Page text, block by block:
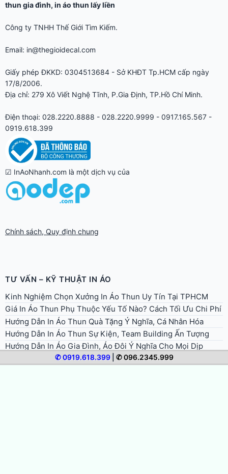
thun gia đình, in áo thun lấy liền
Công ty TNHH Thế Giới Tìm Kiếm.
Email: in@thegioidecal.com
Giấy phép ĐKKD: 0304513684 - Sở KHĐT Tp.HCM cấp ngày
17/8/2006.
Địa chỉ: 279 Xô Viết Nghệ Tĩnh, P.Gia Định, TP.Hồ Chí Minh.
Điện thoại: 028.2220.8888 - 028.2220.9999 - 0917.165.567 -
0919.618.399
✆ 0919.618.399| ✆ 096.2345.999
☑ InAoNhanh.com là một dịch vụ của
Chính sách, Quy định chung
TƯ VẤN – KỸ THUẬT IN ÁO
Kinh Nghiệm Chọn Xưởng In Áo Thun Uy Tín Tại TPHCM
Giá In Áo Thun Phụ Thuộc Yếu Tố Nào? Cách Tối Ưu Chi Phí
Hướng Dẫn In Áo Thun Quà Tặng Ý Nghĩa, Cá Nhân Hóa
Hướng Dẫn In Áo Thun Sự Kiện, Team Building Ấn Tượng
Hướng Dẫn In Áo Gia Đình, Áo Đôi Ý Nghĩa Cho Mọi Dịp
Hướng Dẫn In Áo Đồng Phục Doanh Nghiệp Chuyên Nghiệp